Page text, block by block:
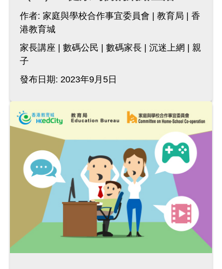
作者: 家庭與學校合作事宜委員會 教育局
香
港教育城
家長講座
數碼公民 數碼家長 沉迷上網
親
子
發布日期: 2023年9月5日